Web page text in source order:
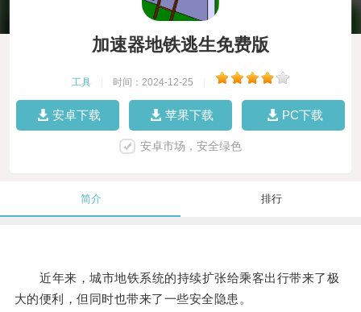
加速器地铁逃生免费版
工具 时间：2024-12-25
安卓下载 苹果下载 PC下载
安卓市场，安全绿色
简介 排行
近年来，城市地铁系统的持续扩张给乘客出行带来了极
大的便利，但同时也带来了一些安全隐患。